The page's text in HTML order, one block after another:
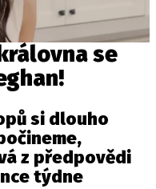
se
si dlouho
z předpovědi
týdne